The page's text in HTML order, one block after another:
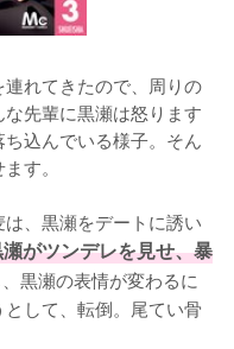
れてきたので、周りの
先輩に黒瀬は怒ります
込んでいる様子。そん
す。
、黒瀬をデートに誘い
がツンデレを見せ、暴
黒瀬の表情が変わるに
して、転倒。尾てい骨